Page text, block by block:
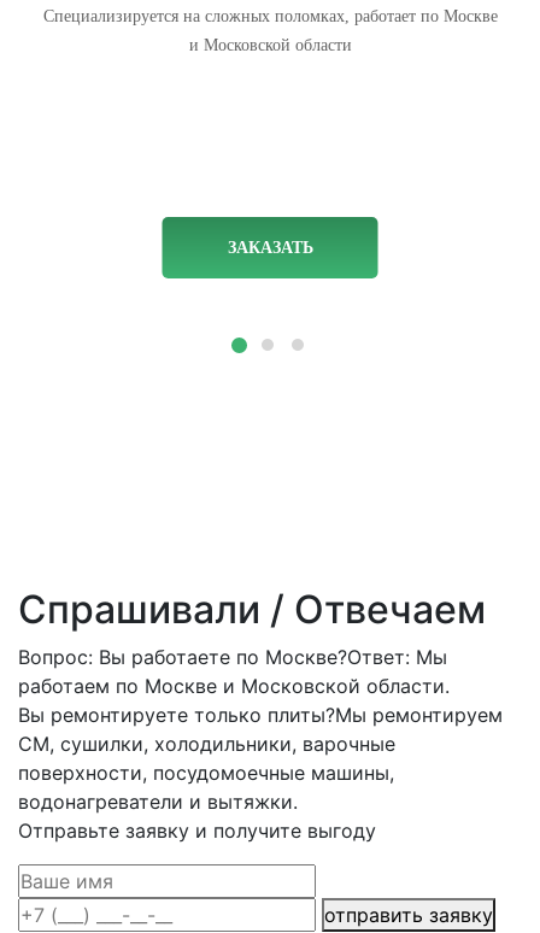
Специализируется на сложных поломках, работает по Москве
и Московской области
ЗАКАЗАТЬ
Спрашивали / Отвечаем
Вопрос: Вы работаете по Москве?Ответ: Мы
работаем по Москве и Московской области.
Вы ремонтируете только плиты?Мы ремонтируем
СМ, сушилки, холодильники, варочные
поверхности, посудомоечные машины,
водонагреватели и вытяжки.
Отправьте заявку и получите выгоду
отправить заявку